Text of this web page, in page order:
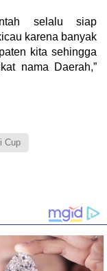
selalu siap
karena banyak
kita sehingga
nama Daerah,”
Cup